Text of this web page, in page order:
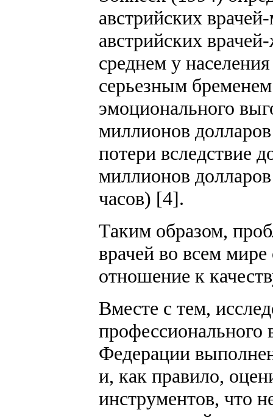
австрийских
австрийских
среднем у
серьезным
эмоционального
миллионов
потери вследствие
миллионов
часов) [4].
Таким образом,
врачей во всем
отношение к
Вместе с тем,
профессионального
Федерации
и, как правило,
инструментов, что